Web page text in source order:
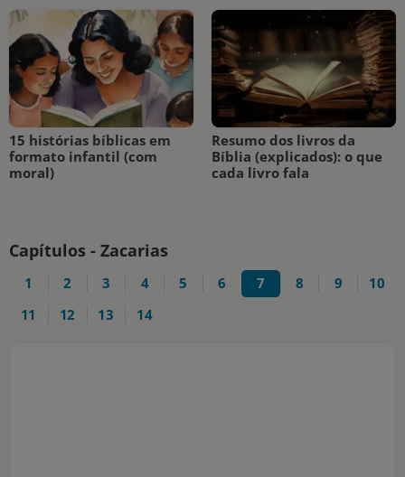
15 histórias bíblicas em
formato infantil (com
moral)
Resumo dos livros da
Bíblia (explicados): o que
cada livro fala
Capítulos - Zacarias
1 2 3 4 5 6 7 8 9
10
11
12 13 14